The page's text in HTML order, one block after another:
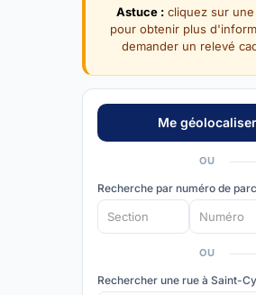
Astuce :cliquez sur une
pour obtenir plus
demander un relevé
OU
Recherche par numéro de
OU
Rechercher une rue à Saint-